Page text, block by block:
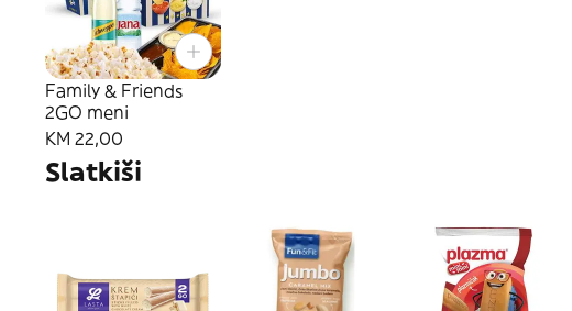
Family & Friends
2GO meni
KM 22,00
Slatkiši